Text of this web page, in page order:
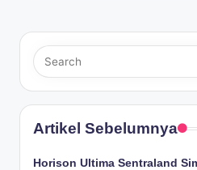
Artikel Sebelumnya
Horison Ultima Sentraland